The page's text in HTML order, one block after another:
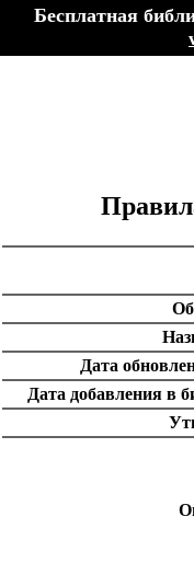
Бесплатная
Дата
Дата добавления в